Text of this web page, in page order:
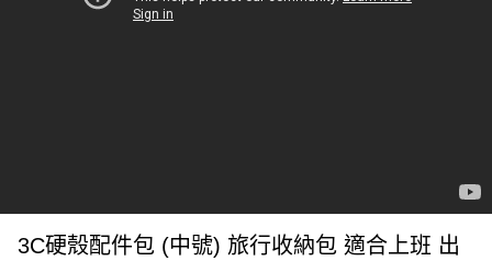
3C硬殼配件包 (中號) 旅行收納包 適合上班 出